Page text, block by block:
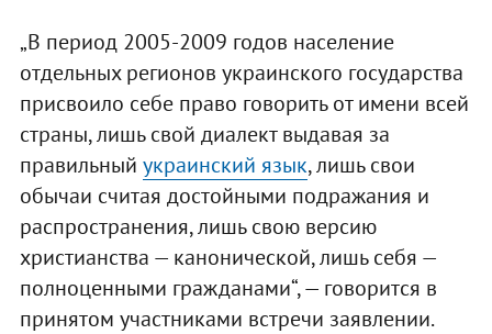
„В период 2005-2009 годов население
отдельных регионов украинского государства
присвоило себе право говорить от имени всей
страны, лишь свой диалект выдавая за
правильный украинский язык, лишь свои
обычаи считая достойными подражания и
распространения, лишь свою версию
христианства — канонической, лишь себя —
полноценными гражданами“, — говорится в
принятом участниками встречи заявлении.